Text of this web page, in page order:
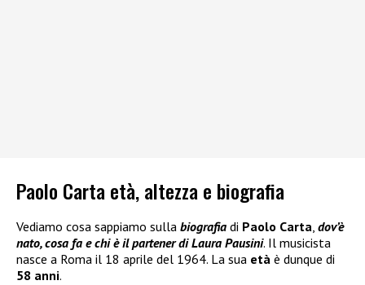
Paolo Carta età, altezza e biografia
Vediamo cosa sappiamo sulla biografia di Paolo Carta, dov’è
nato, cosa fa e chi è il partener di Laura Pausini. Il musicista
nasce a Roma il 18 aprile del 1964. La sua età è dunque di
58 anni.